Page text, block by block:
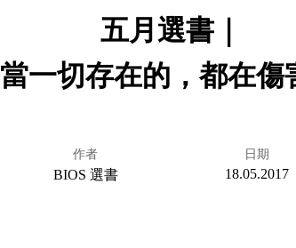
五月選書｜
當一切存在的，都在傷
作者
BIOS 選書
日期
18.05.2017